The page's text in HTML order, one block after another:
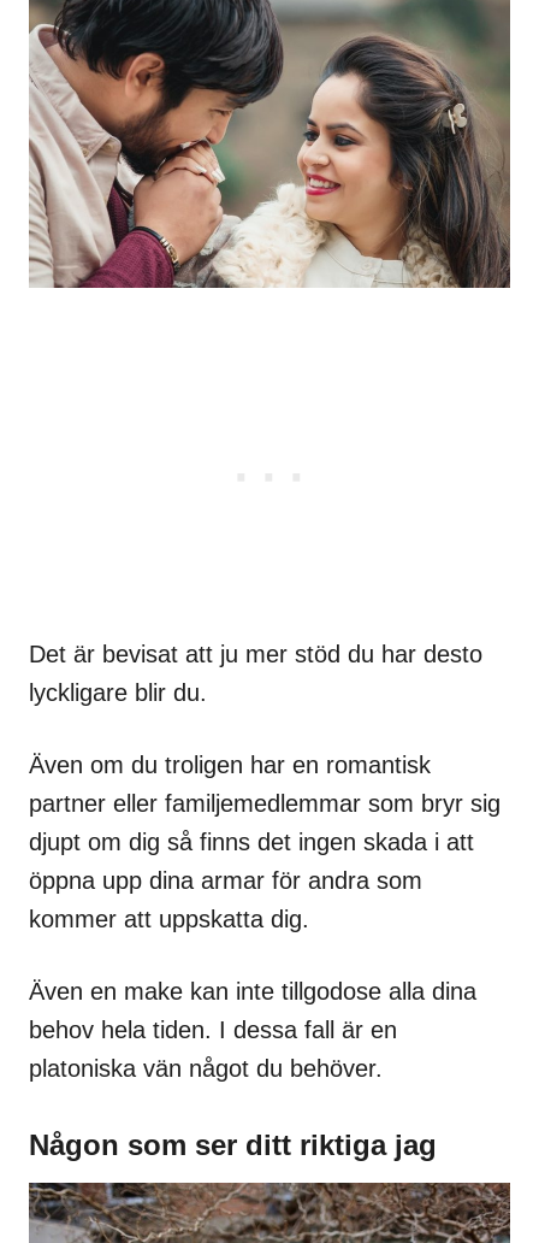
Det är bevisat att ju mer stöd du har desto
lyckligare blir du.
Även om du troligen har en romantisk
partner eller familjemedlemmar som bryr sig
djupt om dig så finns det ingen skada i att
öppna upp dina armar för andra som
kommer att uppskatta dig.
Även en make kan inte tillgodose alla dina
behov hela tiden. I dessa fall är en
platoniska vän något du behöver.
Någon som ser ditt riktiga jag